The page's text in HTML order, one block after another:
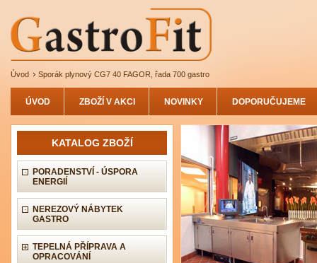
Úvod Sporák plynový CG7 40 FAGOR, řada 700 gastro
ÚVOD ZBOŽÍ V AKCI NOVINKY DOPORUČUJEME
KATALOG ZBOŽÍ
PORADENSTVÍ - ÚSPORA
ENERGIÍ
NEREZOVÝ NÁBYTEK
GASTRO
TEPELNÁ PŘÍPRAVA A
OPRACOVÁNÍ